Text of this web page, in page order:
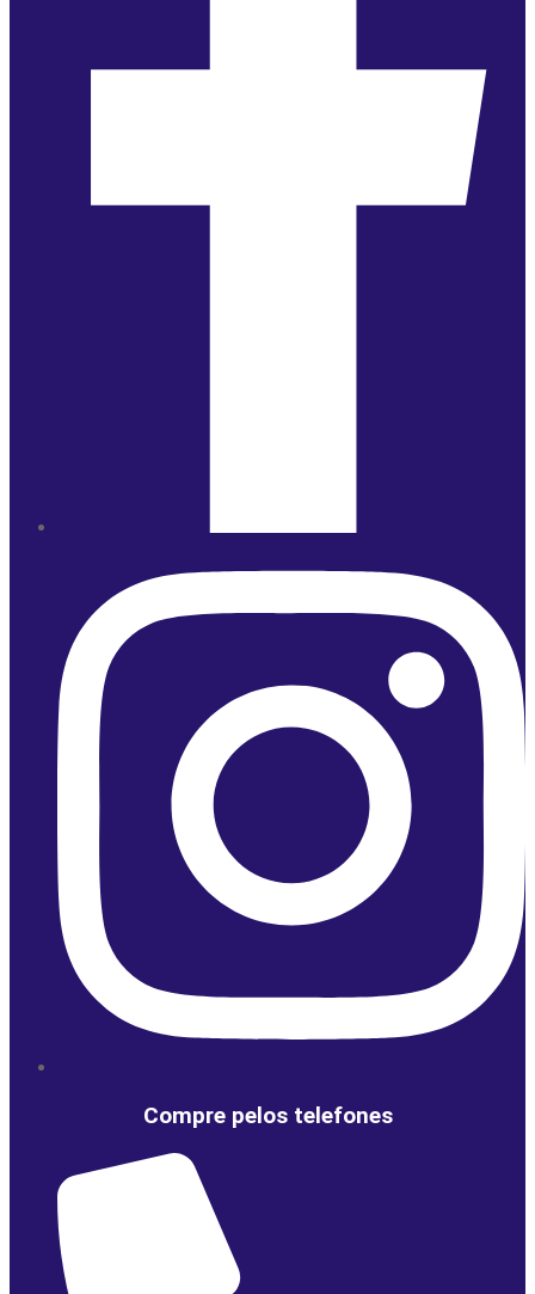
Compre pelos telefones